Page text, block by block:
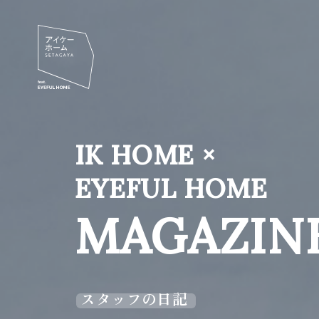
IK HOME ×
EYEFUL HOME
スタッフの日記